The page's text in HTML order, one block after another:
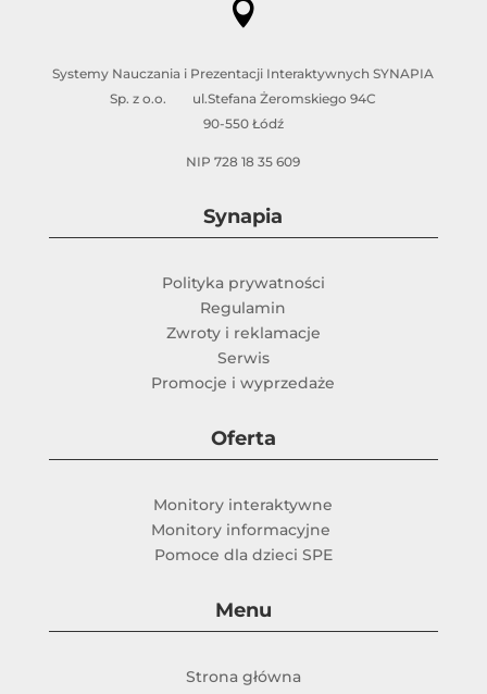

Systemy Nauczania i Prezentacji Interaktywnych SYNAPIA
Sp. z o.o. ul.Stefana Żeromskiego 94C
90-550 Łódź
NIP 728 18 35 609
Synapia
Polityka prywatności
Regulamin
Zwroty i reklamacje
Serwis
Promocje i wyprzedaże
Oferta
Monitory interaktywne
Monitory informacyjne
Pomoce dla dzieci SPE
Menu
Strona główna